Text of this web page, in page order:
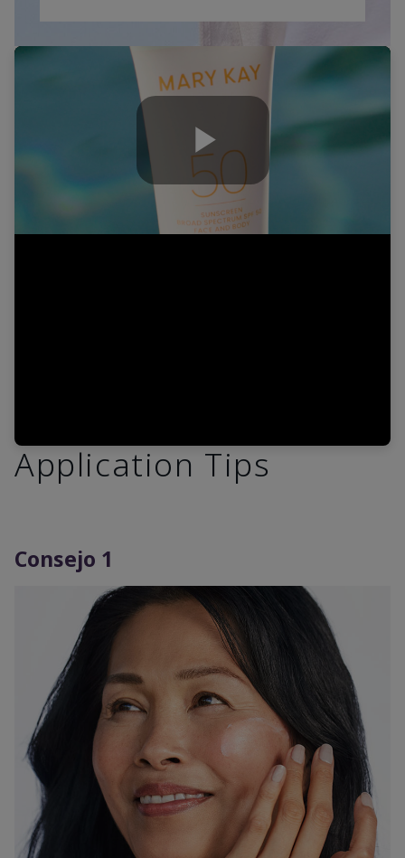
Play
Application Tips
Consejo 1